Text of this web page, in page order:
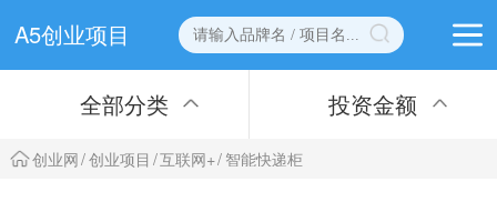
A5创业项目
全部分类 投资金额
创业网/创业项目 /互联网+/ 智能快递柜